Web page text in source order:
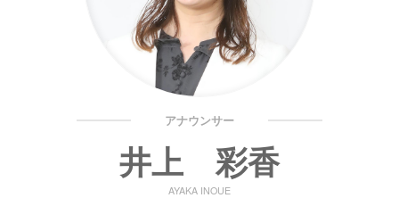
アナウンサー
井上 彩香
AYAKA INOUE